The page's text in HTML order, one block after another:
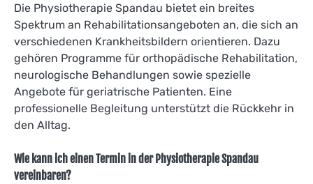
Die Physiotherapie Spandau bietet ein breites
Spektrum an Rehabilitationsangeboten an, die sich an
verschiedenen Krankheitsbildern orientieren. Dazu
gehören Programme für orthopädische Rehabilitation,
neurologische Behandlungen sowie spezielle
Angebote für geriatrische Patienten. Eine
professionelle Begleitung unterstützt die Rückkehr in
den Alltag.
Wie kann ich einen Termin in der Physiotherapie Spandau
vereinbaren?